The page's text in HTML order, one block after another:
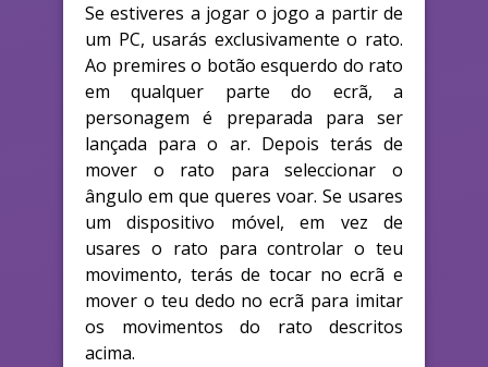
Se estiveres a jogar o jogo a partir de
um PC, usarás exclusivamente o rato.
Ao premires o botão esquerdo do rato
em qualquer parte do ecrã, a
personagem é preparada para ser
lançada para o ar. Depois terás de
mover o rato para seleccionar o
ângulo em que queres voar. Se usares
um dispositivo móvel, em vez de
usares o rato para controlar o teu
movimento, terás de tocar no ecrã e
mover o teu dedo no ecrã para imitar
os movimentos do rato descritos
acima.